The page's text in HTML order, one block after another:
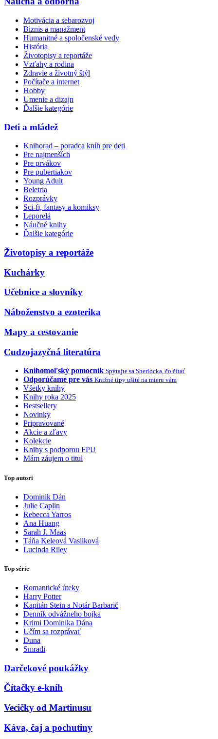
Motivácia a sebarozvoj
Biznis a manažment
Humanitné a spoločenské vedy
História
Životopisy a reportáže
Vzťahy a rodina
Zdravie a životný štýl
Počítače a internet
Hobby
Umenie a dizajn
Ďalšie kategórie
Deti a mládež
Knihorad – poradca kníh pre deti
Pre najmenších
Pre prvákov
Pre pubertiakov
Young Adult
Beletria
Rozprávky
Sci-fi, fantasy a komiksy
Leporelá
Náučné knihy
Ďalšie kategórie
Životopisy a reportáže
Kuchárky
Učebnice a slovníky
Náboženstvo a ezoterika
Mapy a cestovanie
Cudzojazyčná literatúra
Knihomoľský pomocník Spýtajte sa Sherlocka, čo čítať
Odporúčame pre vás Knižné tipy ušité na mieru vám
Všetky knihy
Knihy roka 2025
Bestsellery
Novinky
Pripravované
Akcie a zľavy
Kolekcie
Knihy s podporou FPU
Mám záujem o titul
Top autori
Dominik Dán
Julie Caplin
Rebecca Yarros
Ana Huang
Sarah J. Maas
Táňa Keleová Vasilková
Lucinda Riley
Top série
Romantické úteky
Harry Potter
Kapitán Stein a Notár Barbarič
Denník odvážneho bojka
Krimi Dominika Dána
Učím sa rozprávať
Duna
Smradi
Darčekové poukážky
Čítačky e-kníh
Vecičky od Martinusu
Káva, čaj a pochutiny